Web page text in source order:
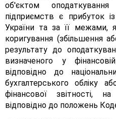
об'єктом
підприємств є прибуток
України та за її межами,
коригування (збільшення
результату до
визначеного у
відповідно до
бухгалтерського обліку
фінансової звітності,
відповідно до положень